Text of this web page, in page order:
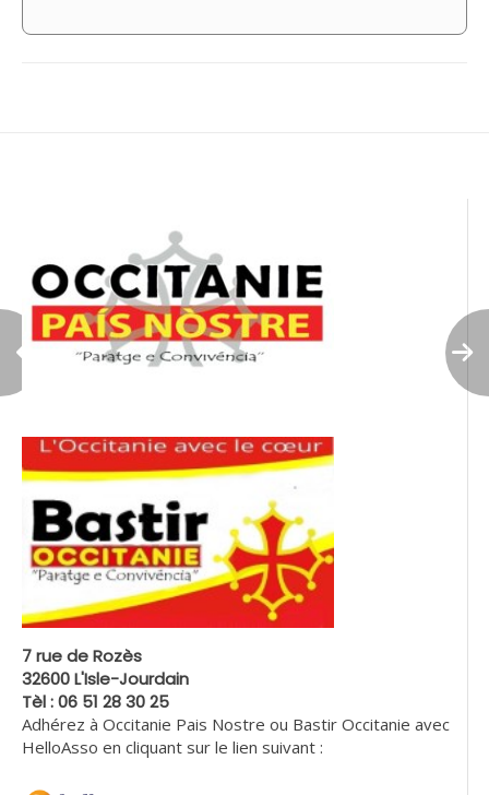
7 rue de Rozès
32600 L'Isle-Jourdain
Tèl : 06 51 28 30 25
Adhérez à Occitanie Pais Nostre ou Bastir Occitanie avec
HelloAsso en cliquant sur le lien suivant :